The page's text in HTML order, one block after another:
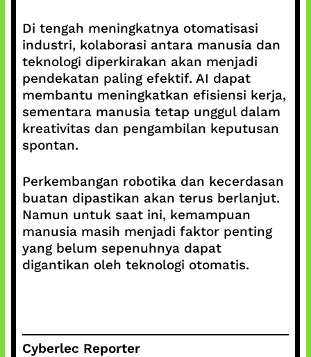
Di tengah meningkatnya otomatisasi
industri, kolaborasi antara manusia dan
teknologi diperkirakan akan menjadi
pendekatan paling efektif. AI dapat
membantu meningkatkan efisiensi kerja,
sementara manusia tetap unggul dalam
kreativitas dan pengambilan keputusan
spontan.
Perkembangan robotika dan kecerdasan
buatan dipastikan akan terus berlanjut.
Namun untuk saat ini, kemampuan
manusia masih menjadi faktor penting
yang belum sepenuhnya dapat
digantikan oleh teknologi otomatis.
Cyberlec Reporter